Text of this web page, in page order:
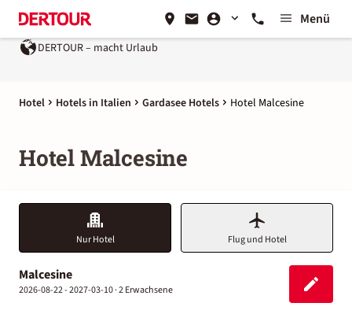
Menü
DERTOUR – macht Urlaub
Hotel Hotels in Italien Gardasee Hotels Hotel Malcesine
Hotel Malcesine
Nur Hotel Flug und Hotel
Malcesine
2026-08-22 - 2027-03-10 ·2 Erwachsene